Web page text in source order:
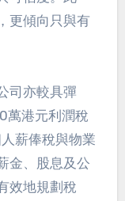
更傾向只與有
司亦較具彈
萬港元利潤稅
薪俸稅與物業
金、股息及公
效地規劃稅